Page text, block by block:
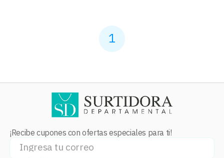
1
¡Recibe cupones con ofertas especiales para ti!